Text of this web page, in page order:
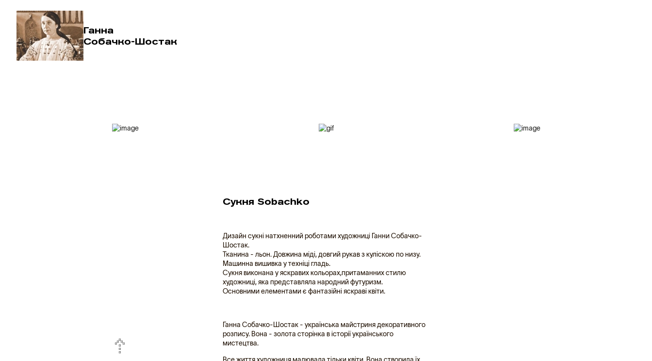
Ганна
Собачко-Шостак
Сукня Sobachko
Дизайн сукні натхненний роботами художниці Ганни Собачко-
Шостак.
Тканина - льон. Довжина міді, довгий рукав з куліскою по низу.
Машинна вишивка у техніці гладь.
Сукня виконана у яскравих кольорах,притаманних стилю
художниці, яка представляла народний футуризм.
Основними елементами є фантазійні яскраві квіти.
Ганна Собачко-Шостак - українська майстриня декоративного
розпису. Вона - золота сторінка в історії українського
мистецтва.